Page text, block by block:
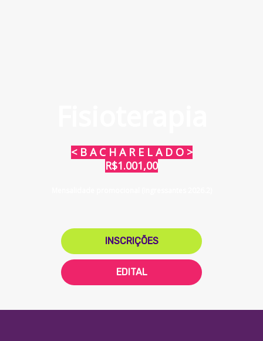
< B A C H A R E L A D O >
R$1.001,00
INSCRIÇÕES
EDITAL